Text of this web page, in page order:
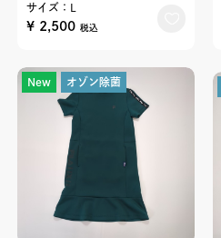
サイズ：L
¥ 2,500 税込
New オゾン除菌